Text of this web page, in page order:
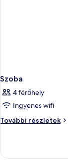
Szoba
4 férőhely
Ingyenes wifi
További részletek
Szoba